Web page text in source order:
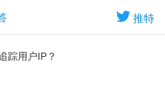
推特
踪用户IP？